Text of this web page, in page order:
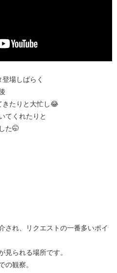
場しばらく
きたりと大忙し😂
てくれたりと
た🤭
され、リクエストの一番多いポイ
見られる場所です。
の観察。